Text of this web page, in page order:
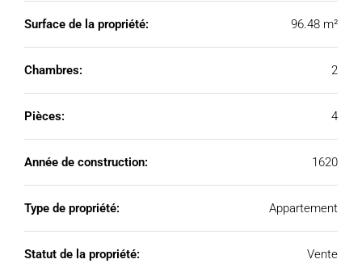
Surface de la propriété: 96.48 m²
Chambres: 2
Pièces: 4
Année de construction: 1620
Type de propriété: Appartement
Statut de la propriété: Vente